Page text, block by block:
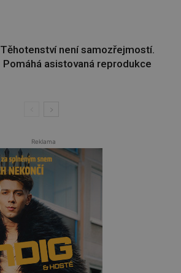
Těhotenství není samozřejmostí.
Pomáhá asistovaná reprodukce
Reklama